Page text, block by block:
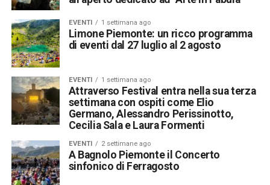
EVENTI 1 settimana ago
Limone Piemonte: un ricco programma
di eventi dal 27 luglio al 2 agosto
EVENTI 1 settimana ago
Attraverso Festival entra nella sua terza
settimana con ospiti come Elio
Germano, Alessandro Perissinotto,
Cecilia Sala e Laura Formenti
EVENTI 2 settimane ago
A Bagnolo Piemonte il Concerto
sinfonico di Ferragosto